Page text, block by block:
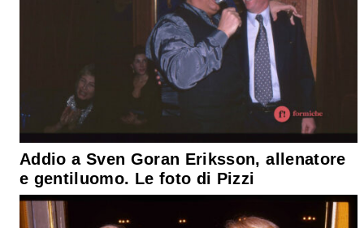
Addio a Sven Goran Eriksson, allenatore
e gentiluomo. Le foto di Pizzi